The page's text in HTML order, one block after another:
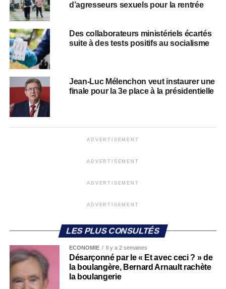
d’agresseurs sexuels pour la rentrée
Des collaborateurs ministériels écartés
suite à des tests positifs au socialisme
Jean-Luc Mélenchon veut instaurer une
finale pour la 3e place à la présidentielle
ADVERTISEMENT
ADVERTISEMENT
ADVERTISEMENT
ADVERTISEMENT
LES PLUS CONSULTÉS
ECONOMIE Il y a 2 semaines
Désarçonné par le « Et avec ceci ? » de
la boulangère, Bernard Arnault rachète
la boulangerie